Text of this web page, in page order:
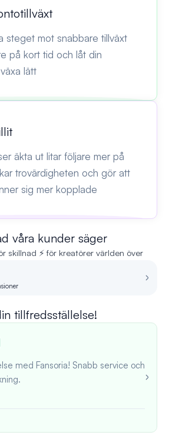
steget mot snabbare tillväxt
på kort tid och låt din
lätt
äkta ut litar följare mer på
trovärdigheten och gör att
sig mer kopplade
våra kunder säger
skillnad ⚡ för kreatörer världen över
tillfredsställelse!
med Fansoria! Snabb service och